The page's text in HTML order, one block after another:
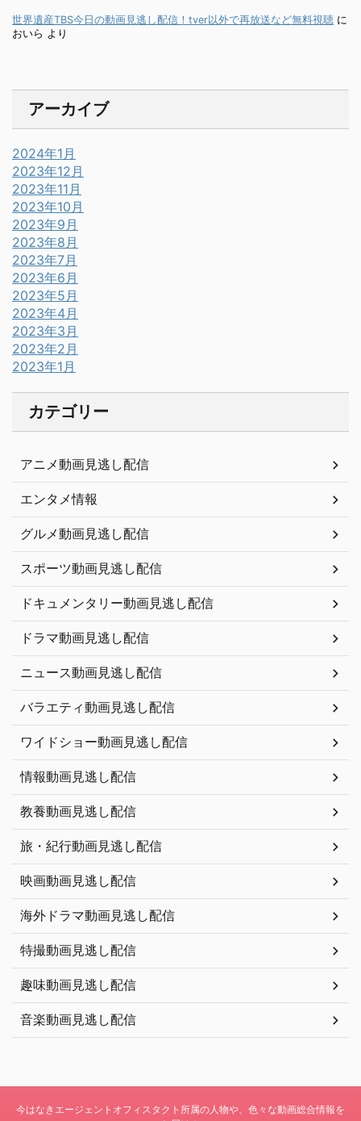
世界遺産TBS今日の動画見逃し配信！tver以外で再放送など無料視聴 に
おいら より
アーカイブ
2024年1月
2023年12月
2023年11月
2023年10月
2023年9月
2023年8月
2023年7月
2023年6月
2023年5月
2023年4月
2023年3月
2023年2月
2023年1月
カテゴリー
アニメ動画見逃し配信
エンタメ情報
グルメ動画見逃し配信
スポーツ動画見逃し配信
ドキュメンタリー動画見逃し配信
ドラマ動画見逃し配信
ニュース動画見逃し配信
バラエティ動画見逃し配信
ワイドショー動画見逃し配信
情報動画見逃し配信
教養動画見逃し配信
旅・紀行動画見逃し配信
映画動画見逃し配信
海外ドラマ動画見逃し配信
特撮動画見逃し配信
趣味動画見逃し配信
音楽動画見逃し配信
今はなきエージェントオフィスタクト所属の人物や、色々な動画総合情報を